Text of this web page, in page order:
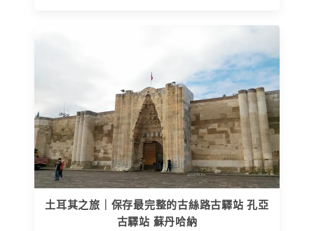
土耳其之旅｜保存最完整的古絲路古驛站 孔亞
古驛站 蘇丹哈納